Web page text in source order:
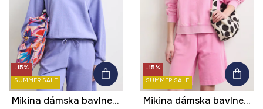
-15%
SUMMER SALE
Mikina dámska bavlnená s efektom prania
-15%
SUMMER SALE
Mikina dámska bavlnená s efektom prania